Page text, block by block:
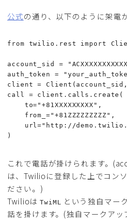
公式の通り、以下のように架電
from twilio.rest import
account_sid =
auth_token =
client = Client(account_sid,
call = client.calls.create(
    to="+81XXXXXXXXX",
    from_="+81ZZZZZZZZZ",
url="http://
)
これで電話が掛けられます。
は、Twilioに登録した上でコン
ださい。)
TwilioはTwiML という独自マー
話を掛けます。(独自マークア